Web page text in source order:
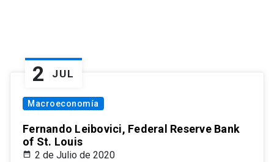
2 JUL
Macroeconomía
Fernando Leibovici, Federal Reserve Bank
of St. Louis
2 de Julio de 2020